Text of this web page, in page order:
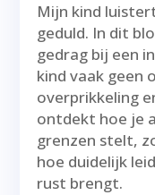
Mijn kind
geduld. In dit
gedrag bij een
kind vaak geen
overprikkeling
ontdekt hoe je
grenzen stelt,
hoe duidelijk
rust brengt.